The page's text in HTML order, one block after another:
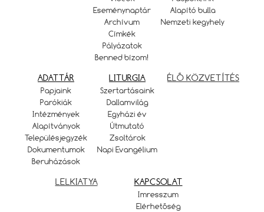
Eseménynaptár
Archívum
Címkék
Pályázatok
Benned bízom!
Alapító bulla
Nemzeti kegyhely
ADATTÁR
Papjaink
Parókiák
Intézmények
Alapítványok
Településjegyzék
Dokumentumok
Beruházások
LITURGIA
Szertartásaink
Dallamvilág
Egyházi év
Útmutató
Zsoltárok
Napi Evangélium
ÉLŐ KÖZVETÍTÉS
LELKIATYA KAPCSOLAT
Imresszum
Elérhetőség